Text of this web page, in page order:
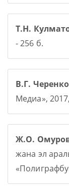
Т.Н.
- 256 б.
В.Г.
Медиа»,
Ж.О.
жана эл